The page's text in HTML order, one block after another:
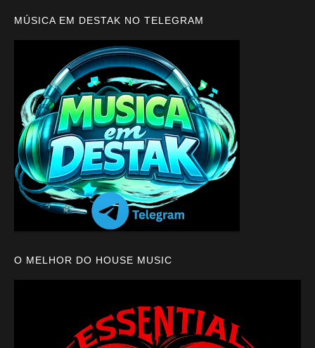
MÚSICA EM DESTAK NO TELEGRAM
O MELHOR DO HOUSE MUSIC